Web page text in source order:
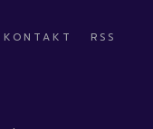
KONTAKT RSS